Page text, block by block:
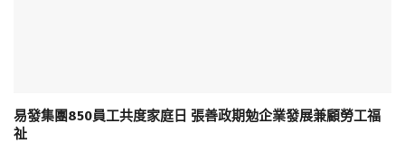
易發集團850員工共度家庭日 張善政期勉企業發展兼顧勞工福
祉